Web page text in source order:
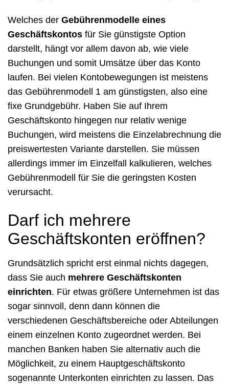
Welches der Gebührenmodelle eines
Geschäftskontos für Sie günstigste Option
darstellt, hängt vor allem davon ab, wie viele
Buchungen und somit Umsätze über das Konto
laufen. Bei vielen Kontobewegungen ist meistens
das Gebührenmodell 1 am günstigsten, also eine
fixe Grundgebühr. Haben Sie auf Ihrem
Geschäftskonto hingegen nur relativ wenige
Buchungen, wird meistens die Einzelabrechnung die
preiswertesten Variante darstellen. Sie müssen
allerdings immer im Einzelfall kalkulieren, welches
Gebührenmodell für Sie die geringsten Kosten
verursacht.
Darf ich mehrere
Geschäftskonten eröffnen?
Grundsätzlich spricht erst einmal nichts dagegen,
dass Sie auch mehrere Geschäftskonten
einrichten. Für etwas größere Unternehmen ist das
sogar sinnvoll, denn dann können die
verschiedenen Geschäftsbereiche oder Abteilungen
einem einzelnen Konto zugeordnet werden. Bei
manchen Banken haben Sie alternativ auch die
Möglichkeit, zu einem Hauptgeschäftskonto
sogenannte Unterkonten einrichten zu lassen. Das